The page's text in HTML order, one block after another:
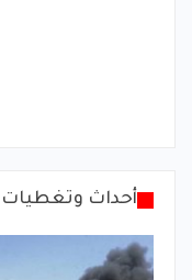
أحداث وتغطيات